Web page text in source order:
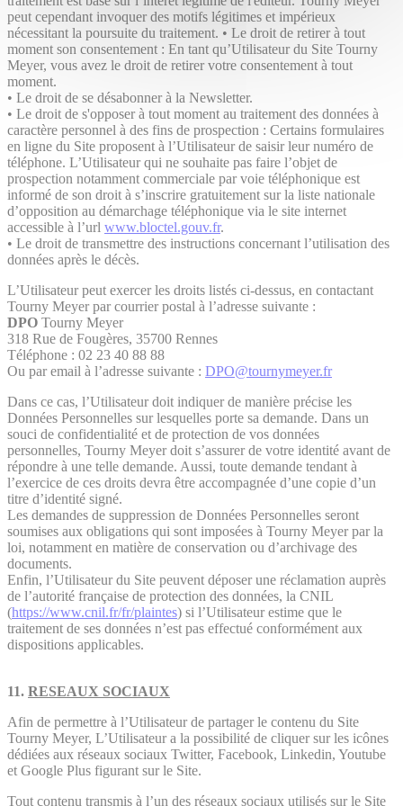
peut cependant invoquer des motifs légitimes et impérieux
nécessitant la poursuite du traitement. • Le droit de retirer à tout
moment son consentement : En tant qu’Utilisateur du Site Tourny
Meyer, vous avez le droit de retirer votre consentement à tout
moment.
• Le droit de se désabonner à la Newsletter.
• Le droit de s'opposer à tout moment au traitement des données à
caractère personnel à des fins de prospection : Certains formulaires
en ligne du Site proposent à l’Utilisateur de saisir leur numéro de
téléphone. L’Utilisateur qui ne souhaite pas faire l’objet de
prospection notamment commerciale par voie téléphonique est
informé de son droit à s’inscrire gratuitement sur la liste nationale
d’opposition au démarchage téléphonique via le site internet
accessible à l’url www.bloctel.gouv.fr.
• Le droit de transmettre des instructions concernant l’utilisation des
données après le décès.
L’Utilisateur peut exercer les droits listés ci-dessus, en contactant
Tourny Meyer par courrier postal à l’adresse suivante :
DPO Tourny Meyer
318 Rue de Fougères, 35700 Rennes
Téléphone : 02 23 40 88 88
Ou par email à l’adresse suivante : DPO@tournymeyer.fr
Dans ce cas, l’Utilisateur doit indiquer de manière précise les
Données Personnelles sur lesquelles porte sa demande. Dans un
souci de confidentialité et de protection de vos données
personnelles, Tourny Meyer doit s’assurer de votre identité avant de
répondre à une telle demande. Aussi, toute demande tendant à
l’exercice de ces droits devra être accompagnée d’une copie d’un
titre d’identité signé.
Les demandes de suppression de Données Personnelles seront
soumises aux obligations qui sont imposées à Tourny Meyer par la
loi, notamment en matière de conservation ou d’archivage des
documents.
Enfin, l’Utilisateur du Site peuvent déposer une réclamation auprès
de l’autorité française de protection des données, la CNIL
(https://www.cnil.fr/fr/plaintes) si l’Utilisateur estime que le
traitement de ses données n’est pas effectué conformément aux
dispositions applicables.
11. RESEAUX SOCIAUX
Afin de permettre à l’Utilisateur de partager le contenu du Site
Tourny Meyer, L’Utilisateur a la possibilité de cliquer sur les icônes
dédiées aux réseaux sociaux Twitter, Facebook, Linkedin, Youtube
et Google Plus figurant sur le Site.
Tout contenu transmis à l’un des réseaux sociaux utilisés sur le Site